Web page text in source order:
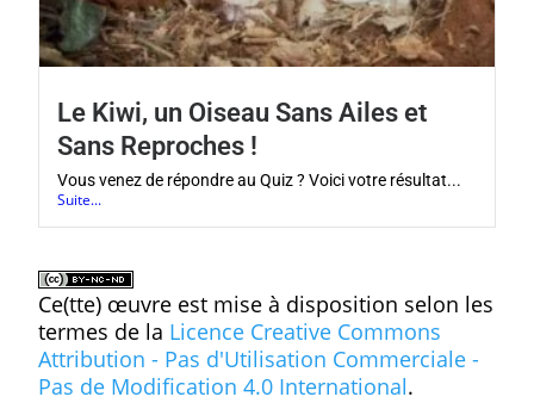
Le Kiwi, un Oiseau Sans Ailes et
Sans Reproches !
Vous venez de répondre au Quiz ? Voici votre résultat...
Suite...
Ce(tte) œuvre est mise à disposition selon les
termes de la Licence Creative Commons
Attribution - Pas d'Utilisation Commerciale -
Pas de Modification 4.0 International.